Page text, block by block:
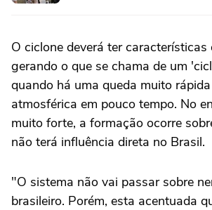
O ciclone deverá ter características
gerando o que se chama de um
quando há uma queda muito
atmosférica em pouco tempo. No
muito forte, a formação ocorre
não terá influência direta no Brasil.
"O sistema não vai passar sobre
brasileiro. Porém, esta acentuada